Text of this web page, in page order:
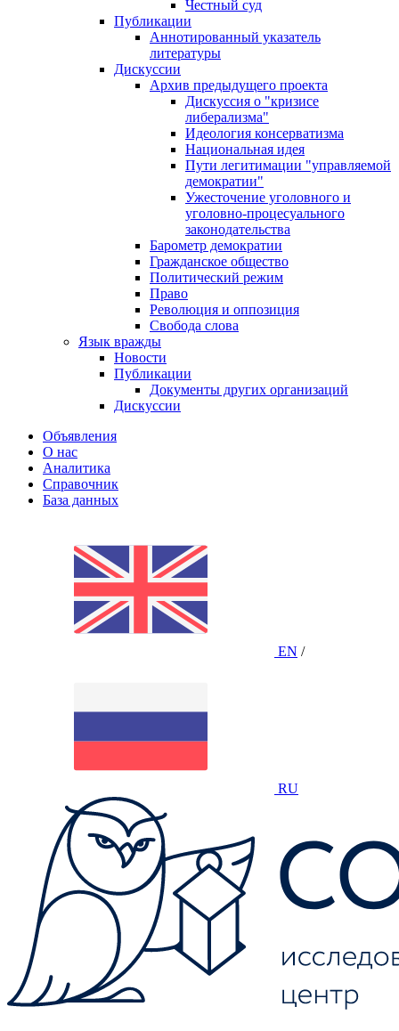
Честный суд
Публикации
Аннотированный указатель
литературы
Дискуссии
Архив предыдущего проекта
Дискуссия о "кризисе
либерализма"
Идеология консерватизма
Национальная идея
Пути легитимации "управляемой
демократии"
Ужесточение уголовного и
уголовно-процесуального
законодательства
Барометр демократии
Гражданское общество
Политический режим
Право
Революция и оппозиция
Свобода слова
Язык вражды
Новости
Публикации
Документы других организаций
Дискуссии
Объявления
О нас
Аналитика
Справочник
База данных
EN /
RU